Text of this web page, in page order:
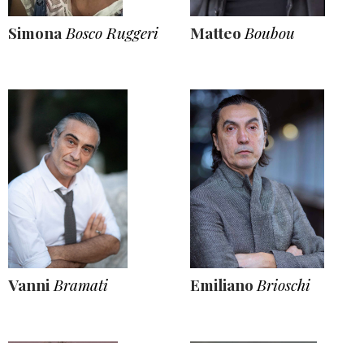
Simona Bosco Ruggeri Matteo Boubou
Vanni Bramati Emiliano Brioschi